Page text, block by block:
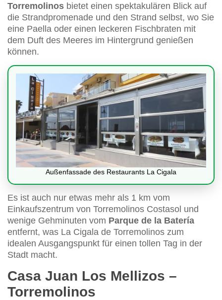
Torremolinos bietet einen spektakulären Blick auf
die Strandpromenade und den Strand selbst, wo Sie
eine Paella oder einen leckeren Fischbraten mit
dem Duft des Meeres im Hintergrund genießen
können.
Außenfassade des Restaurants La Cigala
Es ist auch nur etwas mehr als 1 km vom
Einkaufszentrum von Torremolinos Costasol und
wenige Gehminuten vom Parque de la Batería
entfernt, was La Cigala de Torremolinos zum
idealen Ausgangspunkt für einen tollen Tag in der
Stadt macht.
Casa Juan Los Mellizos –
Torremolinos